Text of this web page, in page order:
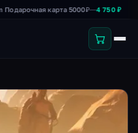
карта 5000₽—4 750 ₽ 14:05